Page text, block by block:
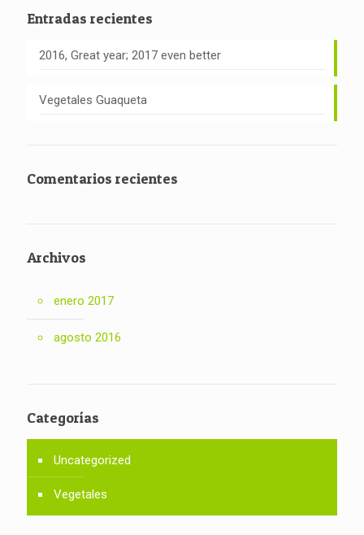
Entradas recientes
2016, Great year; 2017 even better
Vegetales Guaqueta
Comentarios recientes
Archivos
enero 2017
agosto 2016
Categorías
Uncategorized
Vegetales